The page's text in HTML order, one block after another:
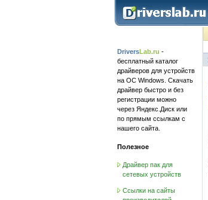
DriversLab.ru -
бесплатный каталог
драйверов для устройств
на ОС Windows. Скачать
драйвер быстро и без
регистрации можно
через Яндекс.Диск или
по прямым ссылкам с
нашего сайта.
Полезное
Драйвер пак для
сетевых устройств
Ссылки на сайты